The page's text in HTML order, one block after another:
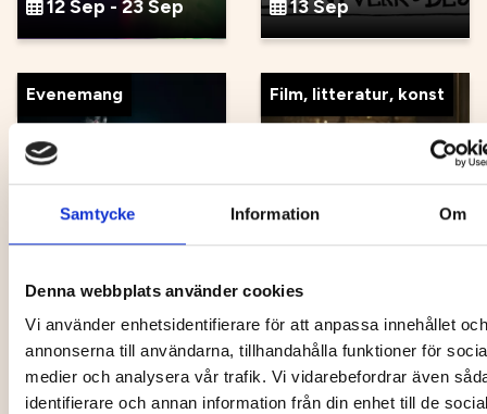
Samtycke Information Om
Denna webbplats använder cookies
Vi använder enhetsidentifierare för att anpassa innehållet och
annonserna till användarna, tillhandahålla funktioner för
medier och analysera vår trafik. Vi vidarebefordrar även
identifierare och annan information från din enhet till de
12 Sep - 23 Sep 13 Sep
Evenemang
Ten Thousand
Hours - Gravity
13 Sep
Film, litteratur, konst
Spark: Human
Rights Film
15 Sep - 17 Sep
Musik, nöje, festival Hälsa, friluftsliv